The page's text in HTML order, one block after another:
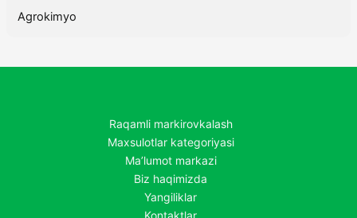
Agrokimyo
Raqamli markirovkalash
Maxsulotlar kategoriyasi
Ma’lumot markazi
Biz haqimizda
Yangiliklar
Kontaktlar